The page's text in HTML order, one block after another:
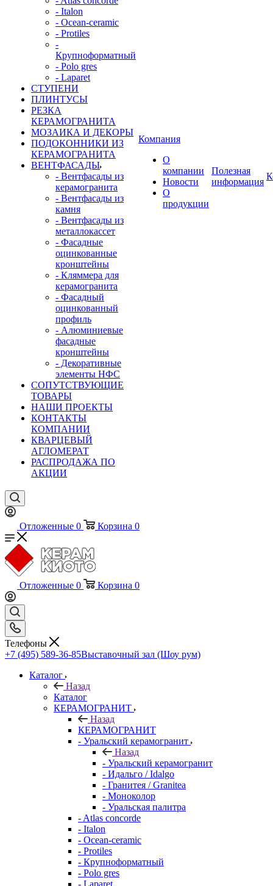
- Italon
- Ocean-ceramic
- Protiles
-
Крупноформатный
- Polo gres
- Laparet
СТУПЕНИ
ПЛИНТУСЫ
РЕЗКА
КЕРАМОГРАНИТА
МОЗАИКА И ДЕКОРЫ
ПОДОКОННИКИ ИЗ
КЕРАМОГРАНИТА
ВЕНТФАСАДЫ
- Вентфасады из
керамогранита
- Вентфасады из
камня
- Вентфасады из
металлокассет
- Фасадные
оцинкованные
кронштейны
- Кляммера для
керамогранита
- Фасадный
оцинкованный
профиль
- Алюминиевые
фасадные
кронштейны
- Декоративные
элементы НФС
СОПУТСТВУЮЩИЕ
ТОВАРЫ
НАШИ ПРОЕКТЫ
КОНТАКТЫ
КОМПАНИИ
КВАРЦЕВЫЙ
АГЛОМЕРАТ
РАСПРОДАЖА ПО
АКЦИИ
Компания
О
компании
Новости
О
продукции
Полезная
информация
Отложенные 0 Корзина 0
Отложенные 0 Корзина 0
Телефоны
+7 (495) 589-36-85Выставочный зал (Шоу рум)
Каталог
Назад
Каталог
КЕРАМОГРАНИТ
Назад
КЕРАМОГРАНИТ
- Уральский керамогранит
Назад
- Уральский керамогранит
- Идальго / Idalgo
- Гранитея / Granitea
- Моноколор
- Уральская палитра
- Atlas concorde
- Italon
- Ocean-ceramic
- Protiles
- Крупноформатный
- Polo gres
- Laparet